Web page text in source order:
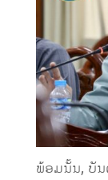
ພ້ອມນັ້ນ, ບັນ